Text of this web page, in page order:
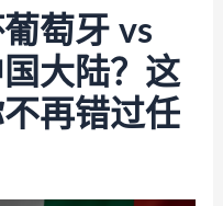
萄牙 vs
大陆？这
再错过任